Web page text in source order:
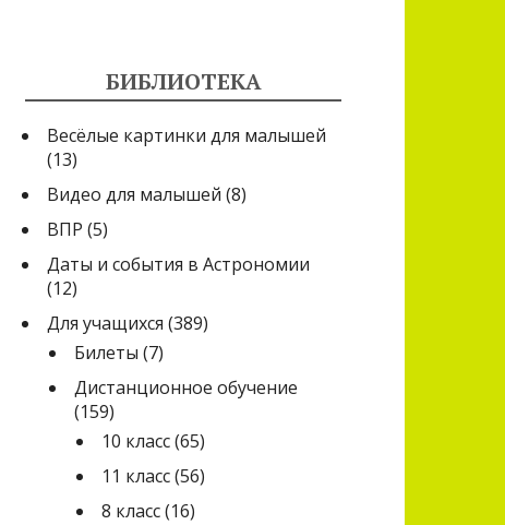
БИБЛИОТЕКА
Весёлые картинки для малышей
(13)
Видео для малышей (8)
ВПР (5)
Даты и события в Астрономии
(12)
Для учащихся (389)
Билеты (7)
Дистанционное обучение
(159)
10 класс(65)
11 класс(56)
8 класс(16)